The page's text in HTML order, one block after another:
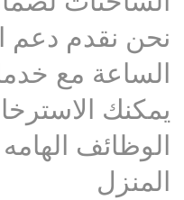
نحن نقدم دعم
يمكنك
الوظائف
المنزل